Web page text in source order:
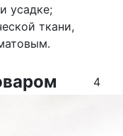
усадке;
ткани,
4